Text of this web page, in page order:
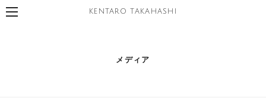
KENTARO TAKAHASHI
メディア